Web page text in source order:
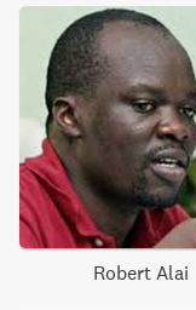
Robert Alai